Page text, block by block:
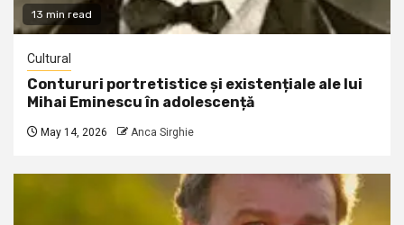
13 min read
Cultural
Contururi portretistice și existențiale ale lui
Mihai Eminescu în adolescență
May 14, 2026 Anca Sirghie